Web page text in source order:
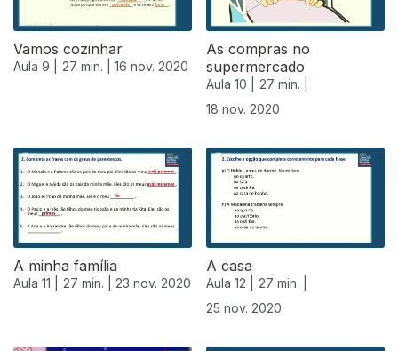
Vamos cozinhar
Aula 9 | 27 min. | 16 nov. 2020
As compras no
supermercado
Aula 10 |
27 min. |
18 nov. 2020
A minha família
Aula 11 | 27 min. | 23 nov. 2020
A casa
Aula 12 |
27 min. |
25 nov. 2020
508180